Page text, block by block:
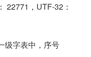
22771，UTF-32：
级字表中，序号